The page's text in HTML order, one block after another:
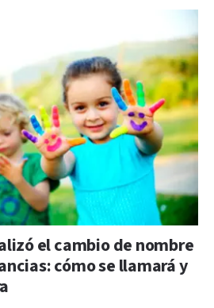
el cambio de nombre
cómo se llamará y